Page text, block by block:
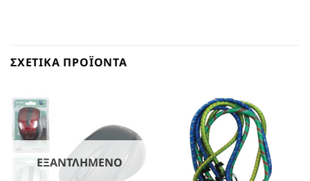
ΣΧΕΤΙΚΆ ΠΡΟΪΌΝΤΑ
ΕΞΑΝΤΛΗΜΈΝΟ